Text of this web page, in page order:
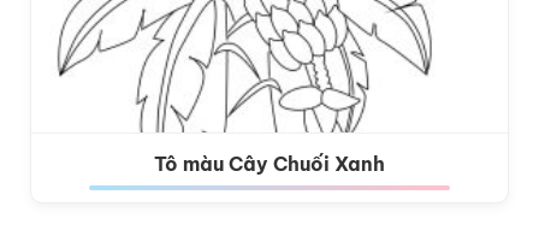
Tô màu Cây Chuối Xanh